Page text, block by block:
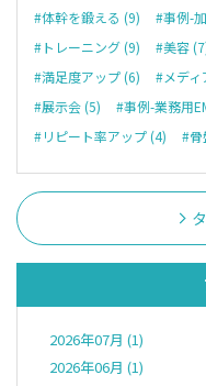
#体幹を鍛える (9)
#事例-
#トレーニング (9)
#美容
#満足度アップ (6)
#メディ
#展示会 (5)
#事例-業務用
#リピート率アップ (4)
#骨
2026年07月 (1)
2026年06月 (1)